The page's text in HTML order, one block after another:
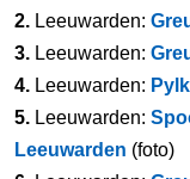
2. Leeuwarden:
3. Leeuwarden:
4. Leeuwarden:
5. Leeuwarden:
Leeuwarden (foto)